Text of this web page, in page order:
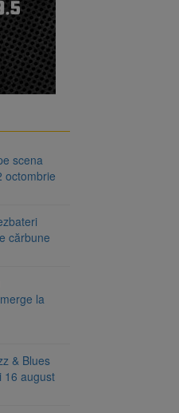
scena
octombrie
cărbune
la
& Blues
16 august